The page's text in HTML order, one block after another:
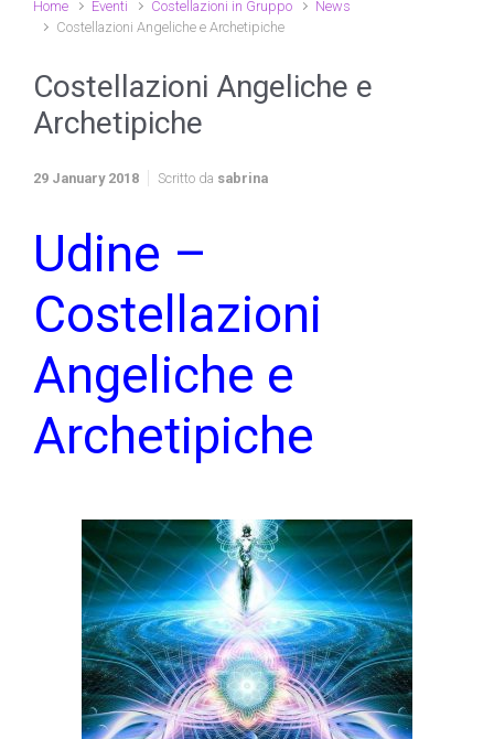
Home Eventi Costellazioni in Gruppo
News
Costellazioni Angeliche e Archetipiche
Costellazioni Angeliche e
Archetipiche
29 January 2018 Scritto da sabrina
Udine –
Costellazioni
Angeliche e
Archetipiche